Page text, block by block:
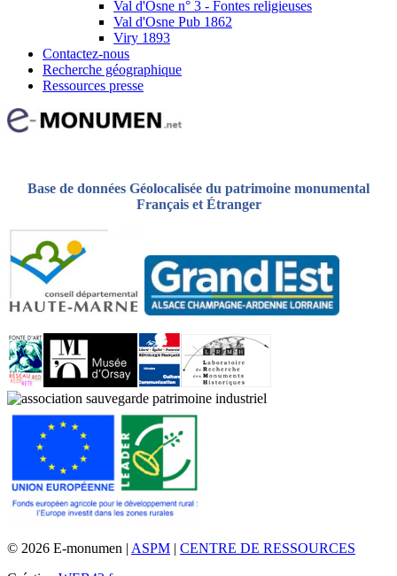
Val d'Osne n° 3 - Fontes religieuses
Val d'Osne Pub 1862
Viry 1893
Contactez-nous
Recherche géographique
Ressources presse
Base de données Géolocalisée du patrimoine monumental
Français et Étranger
© 2026 E-monumen | ASPM | CENTRE DE RESSOURCES